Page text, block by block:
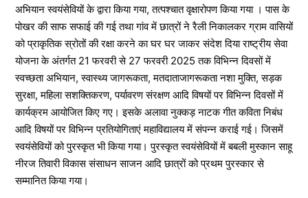
अभियान स्वयंसेवियों के द्वारा किया गया, तत्पश्चात वृक्षारोपण किया गया । पास के
पोखर की साफ सफाई की गई तथा गांव में छात्रों ने रैली निकालकर ग्राम वासियों
को प्राकृतिक स्रोतों की रक्षा करने का घर घर जाकर संदेश दिया राष्ट्रीय सेवा
योजना के अंतर्गत 21 फरवरी से 27 फरवरी 2025 तक विभिन्न दिवसों में
स्वच्छता अभियान, स्वास्थ्य जागरूकता, मतदाताजागरूकता नशा मुक्ति, सड़क
सुरक्षा, महिला सशक्तिकरण, पर्यावरण संरक्षण आदि विषयों पर विभिन्न दिवसों में
कार्यक्रम आयोजित किए गए। इसके अलावा नुक्कड़ नाटक गीत कविता निबंध
आदि विषयों पर विभिन्न प्रतियोगिताएं महाविद्यालय में संपन्न कराई गई। जिसमें
स्वयंसेवियों को पुरस्कृत भी किया गया। पुरस्कृत स्वयंसेवियों में बबली मुस्कान साहू
नीरज तिवारी विकास संसाधन साजन आदि छात्रों को प्रथम पुरस्कार से
सम्मानित किया गया।